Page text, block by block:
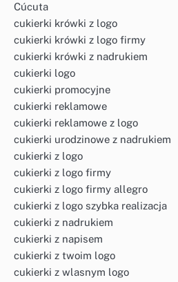
Cúcuta
cukierki krówki z logo
cukierki krówki z logo firmy
cukierki krówki z nadrukiem
cukierki logo
cukierki promocyjne
cukierki reklamowe
cukierki reklamowe z logo
cukierki urodzinowe z nadrukiem
cukierki z logo
cukierki z logo firmy
cukierki z logo firmy allegro
cukierki z logo szybka realizacja
cukierki z nadrukiem
cukierki z napisem
cukierki z twoim logo
cukierki z wlasnym logo